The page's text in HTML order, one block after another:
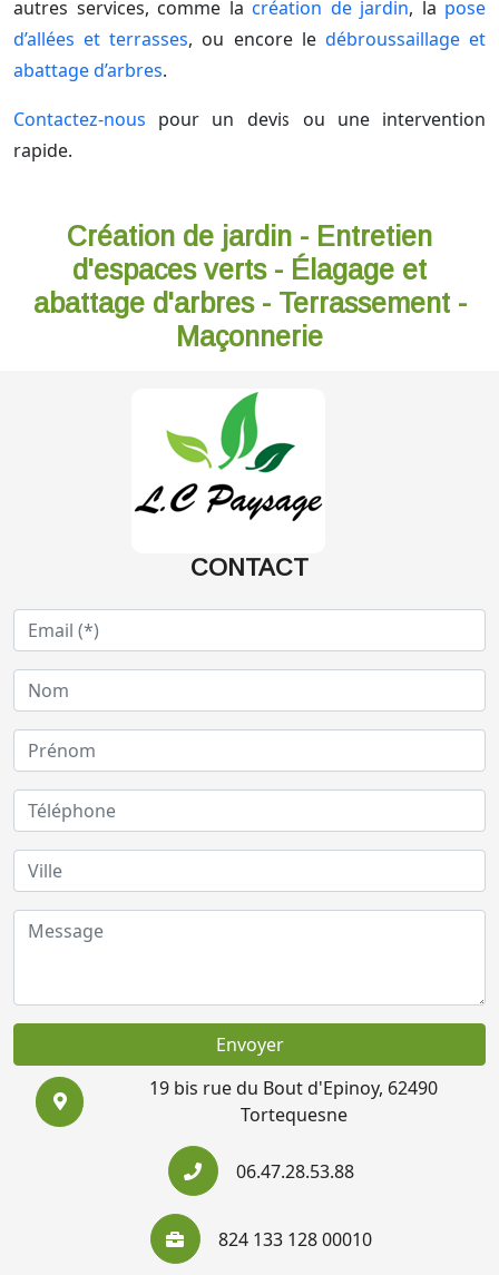
autres services, comme la création de jardin, la pose
d’allées et terrasses, ou encore le débroussaillage et
abattage d’arbres.
Contactez-nous pour un devis ou une intervention
rapide.
Création de jardin - Entretien
d'espaces verts - Élagage et
abattage d'arbres - Terrassement -
Maçonnerie
CONTACT
Envoyer
19 bis rue du Bout d'Epinoy, 62490
Tortequesne
06.47.28.53.88
824 133 128 00010